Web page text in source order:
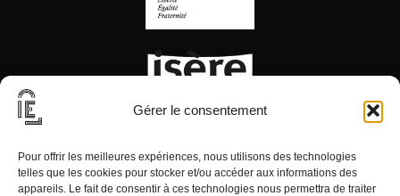
Gérer le consentement
Pour offrir les meilleures expériences, nous utilisons des technologies
telles que les cookies pour stocker et/ou accéder aux informations des
appareils. Le fait de consentir à ces technologies nous permettra de traiter